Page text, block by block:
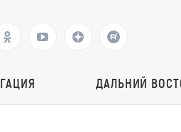
ДАЛЬНИЙ